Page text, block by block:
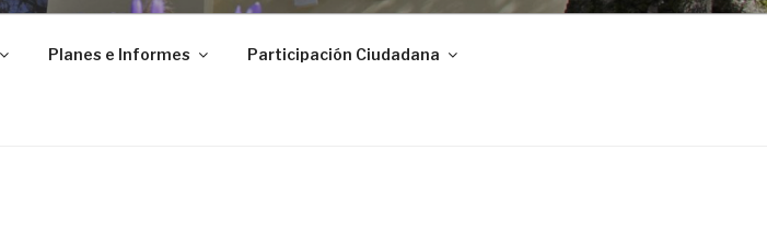
Planes e Informes Participación Ciudadana